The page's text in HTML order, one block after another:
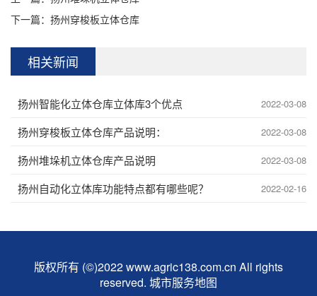
下一篇： 扬州穿梭板立体仓库
相关新闻
扬州智能化立体仓库立体库3个优点 2022-03-08
扬州穿梭板立体仓库产品说明： 2022-03-08
扬州堆垛机立体仓库产品说明 2022-03-08
扬州自动化立体库功能特点都有哪些呢？ 2022-02-16
版权所有 (©)2022 www.agric138.com.cn All rights
reserved. 城市服务地图